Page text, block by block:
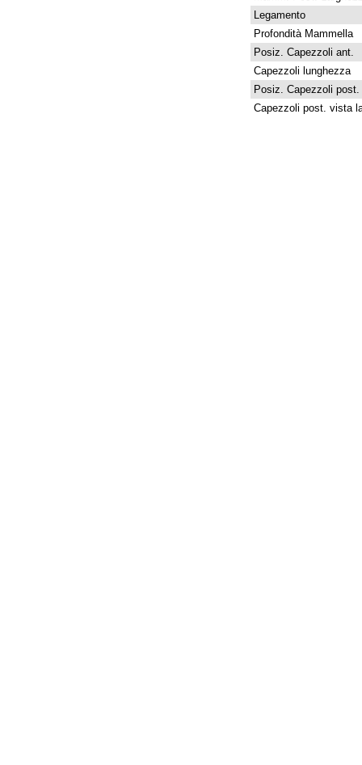
Legamento
Profondità Mammella
Posiz. Capezzoli ant.
Capezzoli lunghezza
Posiz. Capezzoli post.
Capezzoli post. vista